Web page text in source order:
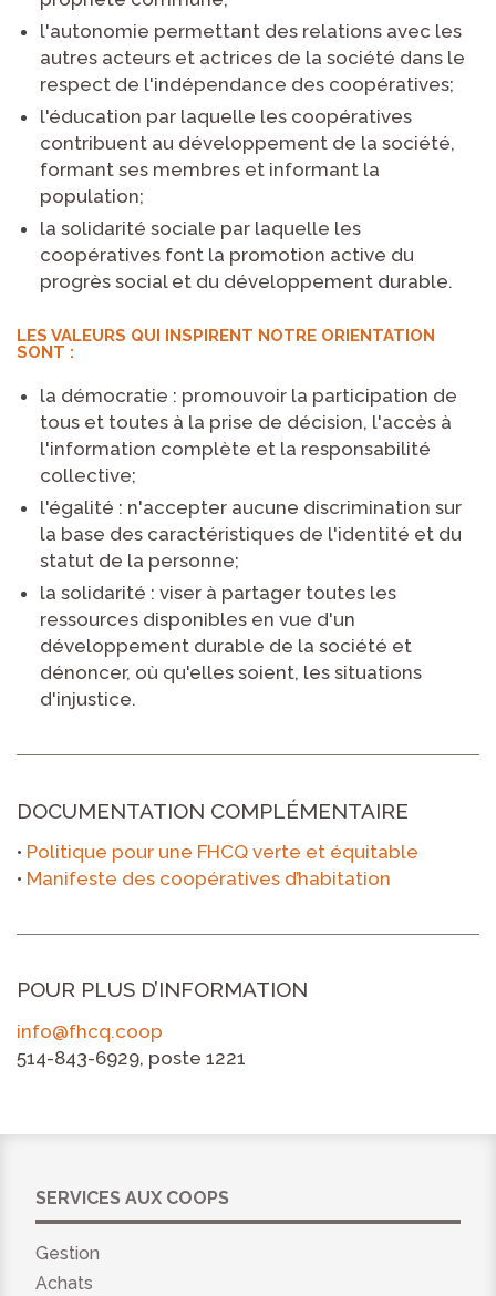
l'autonomie permettant des relations avec les
autres acteurs et actrices de la société dans le
respect de l'indépendance des coopératives;
l'éducation par laquelle les coopératives
contribuent au développement de la société,
formant ses membres et informant la
population;
la solidarité sociale par laquelle les
coopératives font la promotion active du
progrès social et du développement durable.
LES VALEURS QUI INSPIRENT NOTRE ORIENTATION
SONT :
la démocratie : promouvoir la participation de
tous et toutes à la prise de décision, l'accès à
l'information complète et la responsabilité
collective;
l'égalité : n'accepter aucune discrimination sur
la base des caractéristiques de l'identité et du
statut de la personne;
la solidarité : viser à partager toutes les
ressources disponibles en vue d'un
développement durable de la société et
dénoncer, où qu'elles soient, les situations
d'injustice.
DOCUMENTATION COMPLÉMENTAIRE
• Politique pour une FHCQ verte et équitable
• Manifeste des coopératives d’habitation
POUR PLUS D’INFORMATION
info@fhcq.coop
514-843-6929, poste 1221
SERVICES AUX COOPS
Gestion
Achats